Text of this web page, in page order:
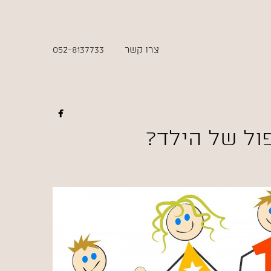
צרו קשר 052-8137733

של הילד?